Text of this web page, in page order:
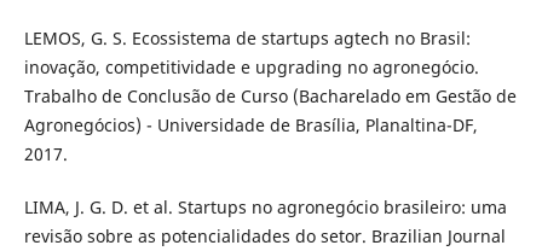
LEMOS, G. S. Ecossistema de startups agtech no Brasil:
inovação, competitividade e upgrading no agronegócio.
Trabalho de Conclusão de Curso (Bacharelado em Gestão de
Agronegócios) - Universidade de Brasília, Planaltina-DF,
2017.
LIMA, J. G. D. et al. Startups no agronegócio brasileiro: uma
revisão sobre as potencialidades do setor. Brazilian Journal